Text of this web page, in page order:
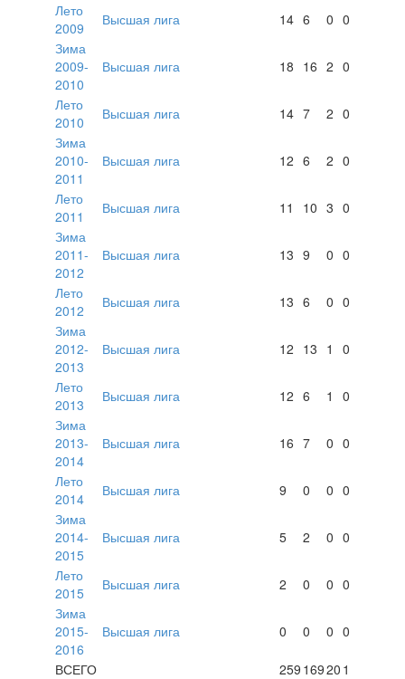
Лето
2009
Высшая лига 14 6 0 0
Зима
2009-
2010
Высшая лига 18 16 2 0
Лето
2010
Высшая лига 14 7 2 0
Зима
2010-
2011
Высшая лига 12 6 2 0
Лето
2011
Высшая лига 11 10 3 0
Зима
2011-
2012
Высшая лига 13 9 0 0
Лето
2012
Высшая лига 13 6 0 0
Зима
2012-
2013
Высшая лига 12 13 1 0
Лето
2013
Высшая лига 12 6 1
0
Зима
2013-
2014
Высшая лига 16 7 0 0
Лето
2014
Высшая лига 9 0 0 0
Зима
2014-
2015
Высшая лига 5 2 0 0
Лето
2015
Высшая лига 2 0 0 0
Зима
2015-
2016
Высшая лига 0 0 0 0
ВСЕГО 259 16920 1